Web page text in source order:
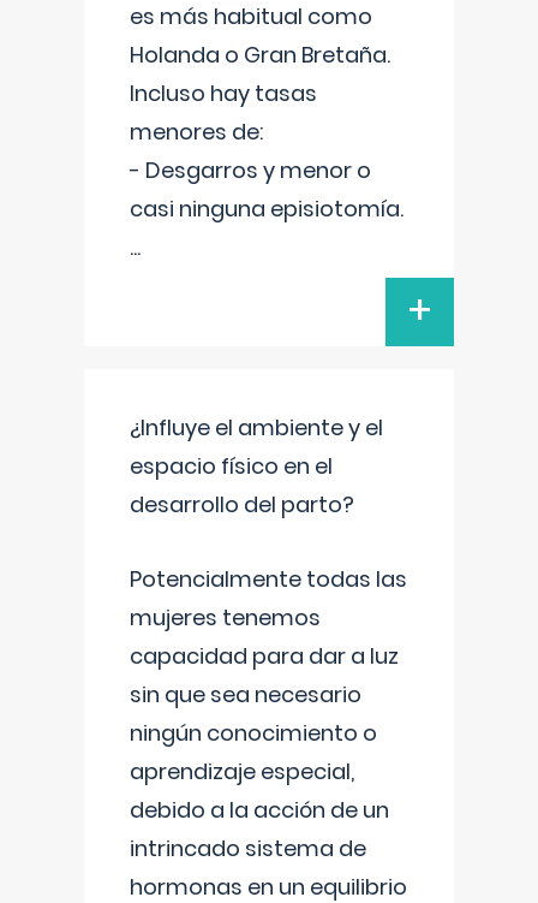
es más habitual como
Holanda o Gran Bretaña.
Incluso hay tasas
menores de:
- Desgarros y menor o
casi ninguna episiotomía.
...
+
¿Influye el ambiente y el
espacio físico en el
desarrollo del parto?
Potencialmente todas las
mujeres tenemos
capacidad para dar a luz
sin que sea necesario
ningún conocimiento o
aprendizaje especial,
debido a la acción de un
intrincado sistema de
hormonas en un equilibrio